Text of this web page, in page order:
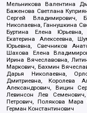
Мельникова Валентина
Баженова Светлана
Сергей Владимирович,
Николаевна, Ганнушкина
Буртина Елена
Екатерина Алексеевна,
Юрьевна, Свечников
Шахова Елена
Ирина Вячеславовна,
Маркович, Бахмин
Дарья Николаевна,
Дмитриевна, Королева
Александрович, Вицин
Левинсон Лев
Петрович, Полякова Мара
Герман Константинович